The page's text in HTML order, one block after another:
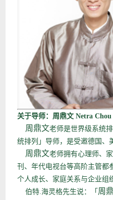
关于导师：周鼎文 Netra Chou
周鼎文老师是世界级系统
统排列」导师，是受邀德国、
周鼎文老师拥有心理师、
刊、年代电视台等高阶主管都
个人成长、家庭关系与企业组
伯特.海灵格先生说：「 周